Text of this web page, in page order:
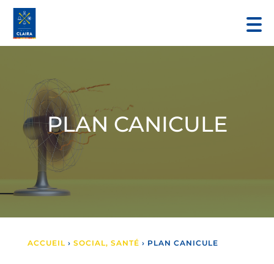
PLAN CANICULE
ACCUEIL › SOCIAL, SANTÉ › PLAN CANICULE